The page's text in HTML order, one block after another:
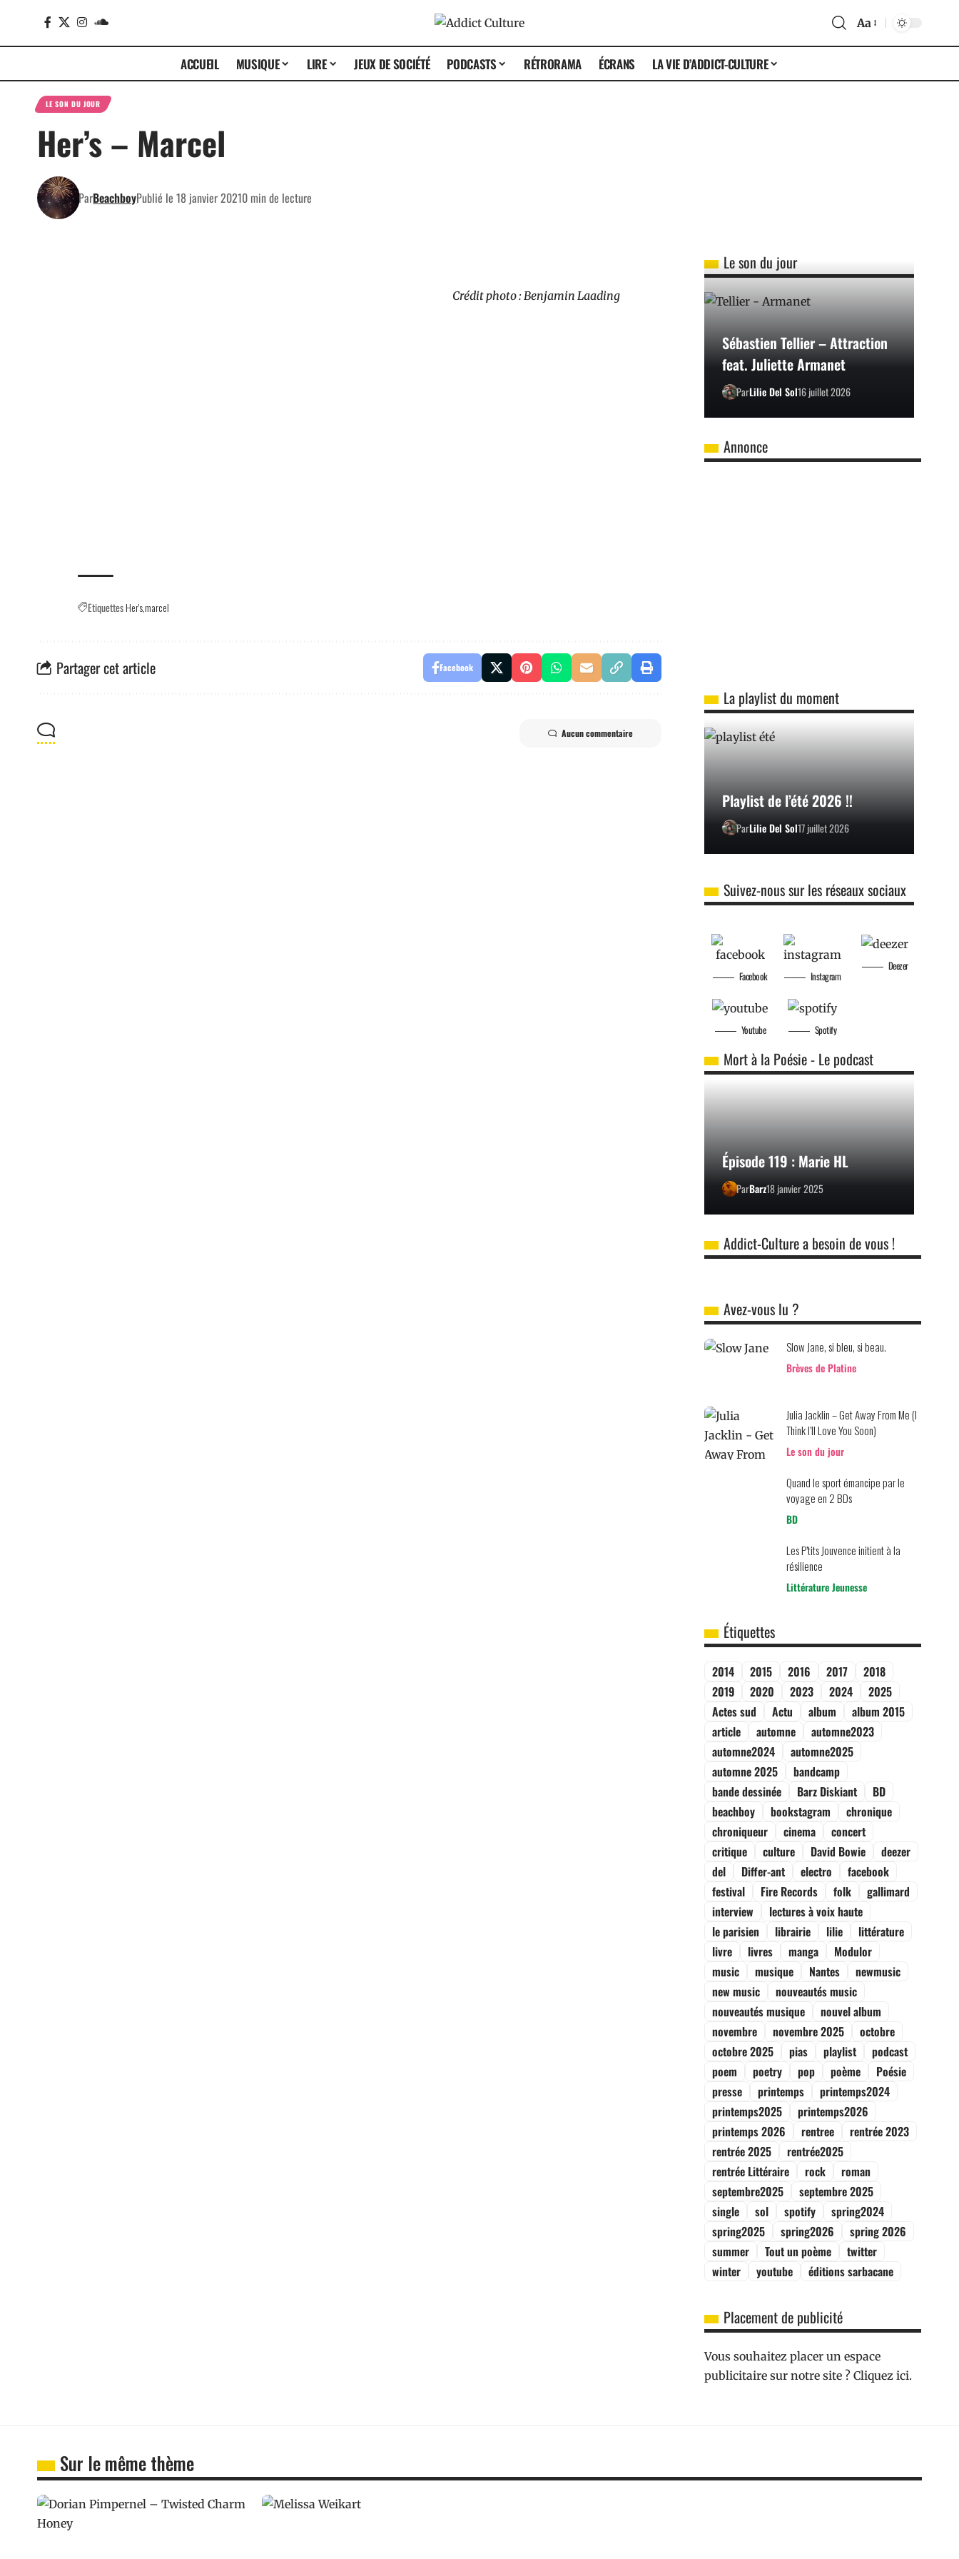
Aa
ACCUEIL MUSIQUE LIRE JEUX DE SOCIÉTÉ PODCASTS RÉTRORAMA ÉCRANS LA VIE D’ADDICT-CULTURE
LE SON DU JOUR
Her’s – Marcel
ParBeachboyPublié le 18 janvier 20210 min de lecture
Crédit photo : Benjamin Laading
EtiquettesHer'smarcel
Partager cet article Facebook
Aucun commentaire
Le son du jour
Sébastien Tellier – Attraction
feat. Juliette Armanet
ParLilie Del Sol16 juillet 2026
Annonce
La playlist du moment
Playlist de l’été 2026 !!
ParLilie Del Sol17 juillet 2026
Suivez-nous sur les réseaux sociaux
Facebook
Youtube
Instagram
Spotify
Deezer
Mort à la Poésie - Le podcast
Épisode 119 : Marie HL
ParBarz18 janvier 2025
Addict-Culture a besoin de vous !
Avez-vous lu ?
Slow Jane, si bleu, si beau.
Brèves de Platine
Julia Jacklin – Get Away From Me (I
Think I’ll Love You Soon)
Le son du jour
Quand le sport émancipe par le
voyage en 2 BDs
BD
Les P’tits Jouvence initient à la
résilience
Littérature Jeunesse
Étiquettes
2014 2015 2016 2017
2018
2019
2020 2023 2024
2025
Actes sud
Actu album
album 2015
article
automne
automne2023
automne2024
automne2025
automne 2025
bandcamp
bande dessinée
Barz Diskiant
BD
beachboy
bookstagram
chronique
chroniqueur
cinema
concert
critique
culture David Bowie
deezer
del
Differ-ant electro
facebook
festival
Fire Records folk
gallimard
interview
lectures à voix haute
le parisien
librairie lilie
littérature
livre
livres manga
Modulor
music
musique Nantes
newmusic
new music
nouveautés music
nouveautés musique
nouvel album
novembre
novembre 2025
octobre
octobre 2025
pias playlist
podcast
poem
poetry pop poème
Poésie
presse
printemps
printemps2024
printemps2025
printemps2026
printemps 2026
rentree
rentrée 2023
rentrée 2025
rentrée2025
rentrée Littéraire
rock
roman
septembre2025
septembre 2025
single
sol spotify
spring2024
spring2025
spring2026
spring 2026
summer
Tout un poème
twitter
winter
youtube éditions sarbacane
Placement de publicité
Vous souhaitez placer un espace
publicitaire sur notre site ? Cliquez ici.
Sur le même thème